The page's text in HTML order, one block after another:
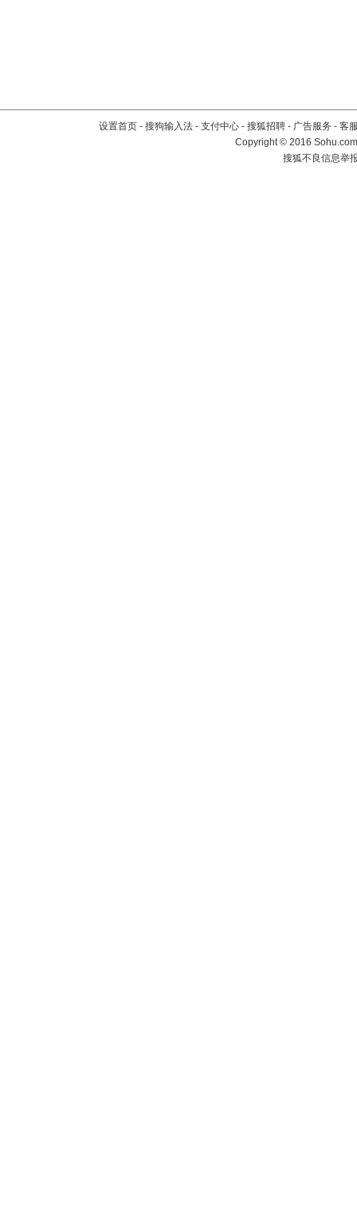
设置首页 - 搜狗输入法 - 支付中心 - 搜狐招聘 - 广告服务 - 客
Copyright©2016
搜狐不良信息举